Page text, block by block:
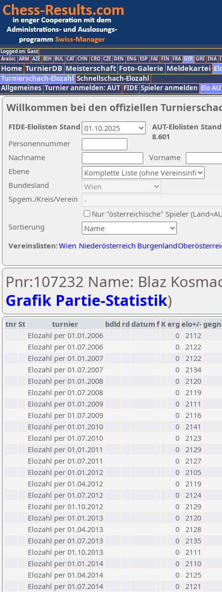
Logged on: Gast
Arabic ARM AZE BIH BUL CAT CHN CRO CZE DEN ENG ESP FAI FIN FRA GER GRE INA
Home TurnierDB Meisterschaft Foto-Galerie Meldekartei
Turnierschach-Elozahl Schnellschach-Elozahl
Allgemeines Turnier anmelden: AUT FIDE Spieler anmelden Elo
Willkommen bei den offiziellen
Nachname
Vorname
Ebene
Sortierung
Personennummer
Bundesland
Spgem./Kreis/Verein
Nur "österreichische" Spieler
Vereinslisten:Wien Niederösterreich Burgenland
AUT-Elolisten
8.601
FIDE-Elolisten Stand
Pnr:107232 Name: Blaz
Grafik Partie-Statistik)
tnrSt turnier bdld rd datumf Kerg elo+/-
Elozahl per 01.01.2006
0 2112
Elozahl per 01.07.2006
0 2122
Elozahl per 01.01.2007
0 2122
Elozahl per 01.07.2007
0 2134
Elozahl per 01.01.2008
0 2120
Elozahl per 01.07.2008
0 2119
Elozahl per 01.01.2009
0 2111
Elozahl per 01.07.2009
0 2116
Elozahl per 01.01.2010
0 2141
Elozahl per 01.07.2010
0 2123
Elozahl per 01.01.2011
0 2129
Elozahl per 01.07.2011
0 2127
Elozahl per 01.01.2012
0 2105
Elozahl per 01.04.2012
0 2119
Elozahl per 01.07.2012
0 2124
Elozahl per 01.10.2012
0 2129
Elozahl per 01.01.2013
0 2120
Elozahl per 01.04.2013
0 2128
Elozahl per 01.07.2013
0 2135
Elozahl per 01.10.2013
0 2111
Elozahl per 01.01.2014
0 2110
Elozahl per 01.04.2014
0 2125
Elozahl per 01.07.2014
0 2121